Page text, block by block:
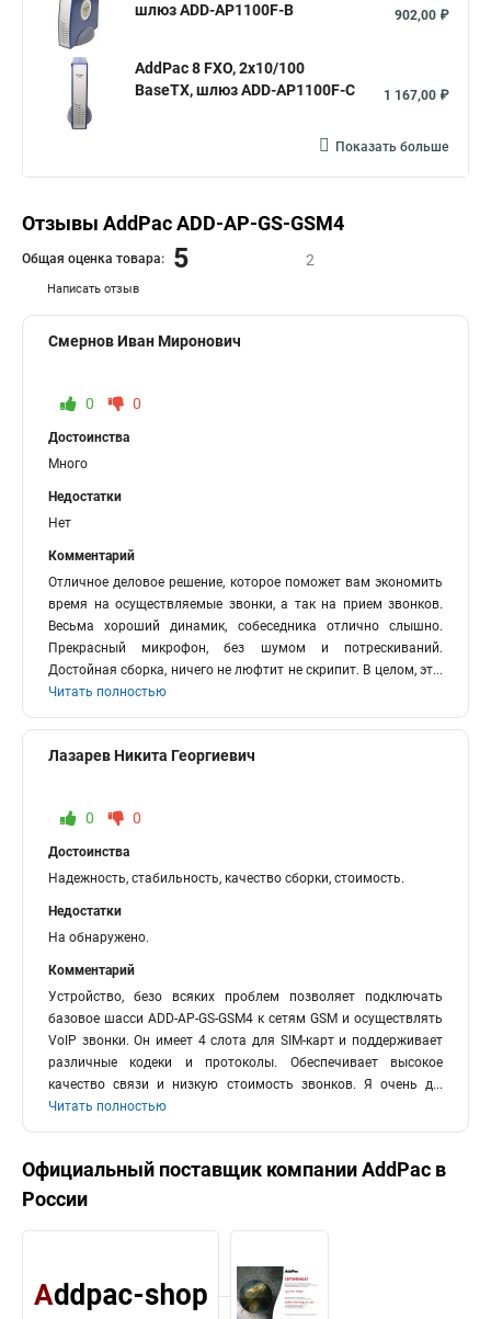
шлюз ADD-AP1100F-B
902,00 ₽
AddPac 8 FXO, 2x10/100
BaseTX, шлюз ADD-AP1100F-C
1 167,00 ₽
Показать больше
Отзывы AddPac ADD-AP-GS-GSM4
Написать отзыв
Общая оценка товара: 5 2
Смернов Иван Миронович
0 0
Достоинства
Много
Недостатки
Нет
Комментарий
Отличное деловое решение, которое поможет вам экономить
время на осуществляемые звонки, а так на прием звонков.
Весьма хороший динамик, собеседника отлично слышно.
Прекрасный микрофон, без шумом и потрескиваний.
Достойная сборка, ничего не люфтит не скрипит. В целом, эт...
Читать полностью
Лазарев Никита Георгиевич
0 0
Достоинства
Надежность, стабильность, качество сборки, стоимость.
Недостатки
На обнаружено.
Комментарий
Устройство, безо всяких проблем позволяет подключать
базовое шасси ADD-AP-GS-GSM4 к сетям GSM и осуществлять
VoIP звонки. Он имеет 4 слота для SIM-карт и поддерживает
различные кодеки и протоколы. Обеспечивает высокое
качество связи и низкую стоимость звонков. Я очень д...
Читать полностью
Официальный поставщик компанииAddPac в
России